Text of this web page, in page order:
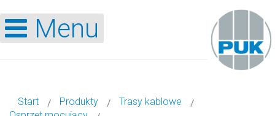
Menu
Start Produkty
Trasy kablowe